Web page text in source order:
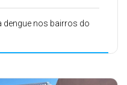
nos bairros do